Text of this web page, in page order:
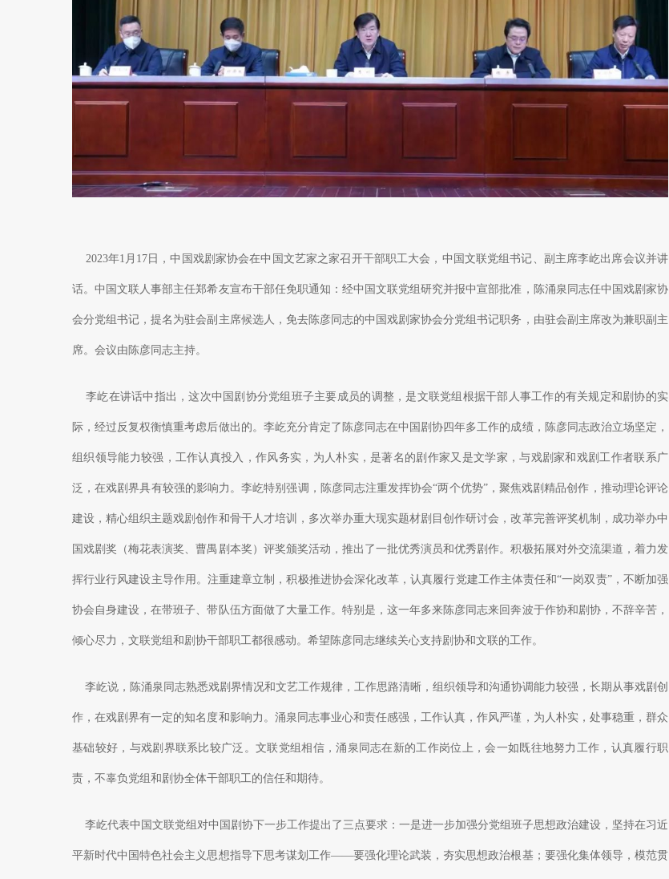
2023年1月17日，中国戏剧家协会在中国文艺家之家召开干部职工大会，中国文联党组书记、副主席李屹出席会议并讲
话。中国文联人事部主任郑希友宣布干部任免职通知：经中国文联党组研究并报中宣部批准，陈涌泉同志任中国戏剧家协
会分党组书记，提名为驻会副主席候选人，免去陈彦同志的中国戏剧家协会分党组书记职务，由驻会副主席改为兼职副主
席。会议由陈彦同志主持。
李屹在讲话中指出，这次中国剧协分党组班子主要成员的调整，是文联党组根据干部人事工作的有关规定和剧协的实
际，经过反复权衡慎重考虑后做出的。李屹充分肯定了陈彦同志在中国剧协四年多工作的成绩，陈彦同志政治立场坚定，
组织领导能力较强，工作认真投入，作风务实，为人朴实，是著名的剧作家又是文学家，与戏剧家和戏剧工作者联系广
泛，在戏剧界具有较强的影响力。李屹特别强调，陈彦同志注重发挥协会“两个优势”，聚焦戏剧精品创作，推动理论评论
建设，精心组织主题戏剧创作和骨干人才培训，多次举办重大现实题材剧目创作研讨会，改革完善评奖机制，成功举办中
国戏剧奖（梅花表演奖、曹禺剧本奖）评奖颁奖活动，推出了一批优秀演员和优秀剧作。积极拓展对外交流渠道，着力发
挥行业行风建设主导作用。注重建章立制，积极推进协会深化改革，认真履行党建工作主体责任和“一岗双责”，不断加强
协会自身建设，在带班子、带队伍方面做了大量工作。特别是，这一年多来陈彦同志来回奔波于作协和剧协，不辞辛苦，
倾心尽力，文联党组和剧协干部职工都很感动。希望陈彦同志继续关心支持剧协和文联的工作。
李屹说，陈涌泉同志熟悉戏剧界情况和文艺工作规律，工作思路清晰，组织领导和沟通协调能力较强，长期从事戏剧创
作，在戏剧界有一定的知名度和影响力。涌泉同志事业心和责任感强，工作认真，作风严谨，为人朴实，处事稳重，群众
基础较好，与戏剧界联系比较广泛。文联党组相信，涌泉同志在新的工作岗位上，会一如既往地努力工作，认真履行职
责，不辜负党组和剧协全体干部职工的信任和期待。
李屹代表中国文联党组对中国剧协下一步工作提出了三点要求：一是进一步加强分党组班子思想政治建设，坚持在习近
平新时代中国特色社会主义思想指导下思考谋划工作——要强化理论武装，夯实思想政治根基；要强化集体领导，模范贯